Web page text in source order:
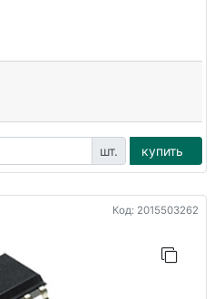
шт. купить
Код: 2015503262